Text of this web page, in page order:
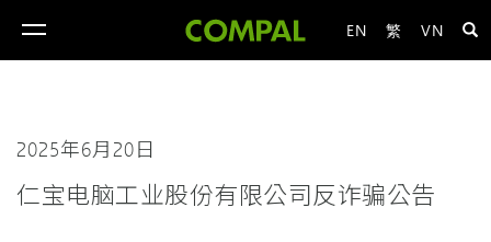
toggle
EN 繁 VN
2025年6月20日
仁宝电脑工业股份有限公司反诈骗公告